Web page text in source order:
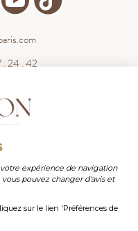
expérience de navigation
pouvez changer d'avis et
sur le lien 'Préférences de
contact@salmonparis.com
. 24 . 42
. 45 . 53
. 76 . 57